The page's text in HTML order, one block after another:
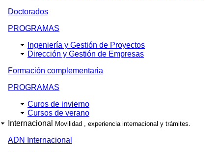
Doctorados
PROGRAMAS
Ingeniería y Gestión de Proyectos
Dirección y Gestión de Empresas
Formación complementaria
PROGRAMAS
Curos de invierno
Cursos de verano
Internacional
Movilidad , experiencia internacional y trámites.
ADN Internacional